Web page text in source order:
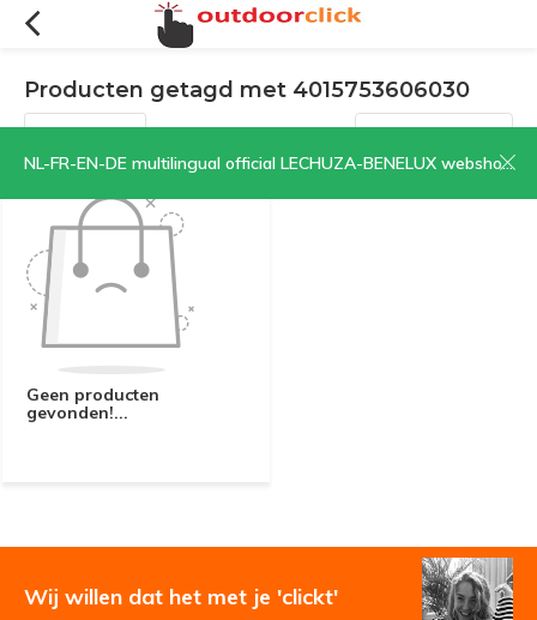
NL-FR-EN-DE multilingual official LECHUZA-BENELUX webshop | CLICK HERE NOW!
Producten getagd met 4015753606030
Filters Sorteren op:
Geen producten
gevonden!...
Wij willen dat het met je 'clickt'